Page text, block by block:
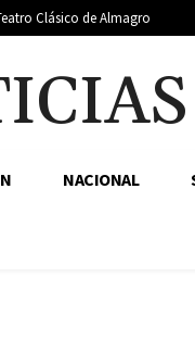
Clásico de Almagro
NACIONAL